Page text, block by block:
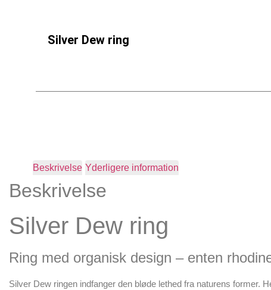
Silver Dew ring
Beskrivelse Yderligere information
Beskrivelse
Silver Dew ring
Ring med organisk design – enten
Silver Dew ringen indfanger den bløde lethed fra naturens former.